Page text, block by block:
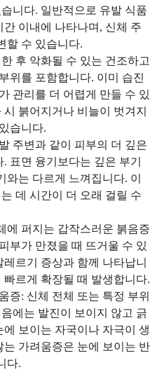
니다. 일반적으로 유발 식품
이내에 나타나며, 신체 주
할 수 있습니다.
후 악화될 수 있는 건조하고
위를 포함합니다. 이미 습진
관리를 더 어렵게 만들 수 있
붉어지거나 비늘이 벗겨지
습니다.
주변과 같이 피부의 더 깊은
표면 융기보다는 깊은 부기
는 다르게 느껴집니다. 이
데 시간이 더 오래 걸릴 수
에 퍼지는 갑작스러운 붉음증
부가 만졌을 때 뜨거울 수 있
르기 증상과 함께 나타납니
르게 확장될 때 발생합니다.
증: 신체 전체 또는 특정 부위
에는 발진이 보이지 않고 긁
보이는 자국이나 자극이 생
가려움증은 눈에 보이는 반
다.